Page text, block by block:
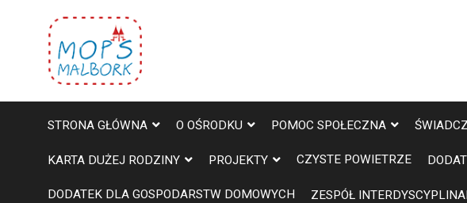
STRONA GŁÓWNA O OŚRODKU POMOC SPOŁECZNA
KARTA DUŻEJ RODZINY PROJEKTY CZYSTE POWIETRZE
DODATEK DLA GOSPODARSTW DOMOWYCH ZESPÓŁ